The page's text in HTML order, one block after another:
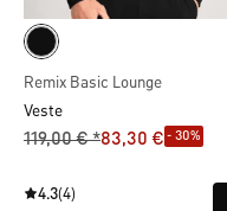
Remix Basic Lounge
Veste
119,00 € *83,30 € - 30%
4.3(4)